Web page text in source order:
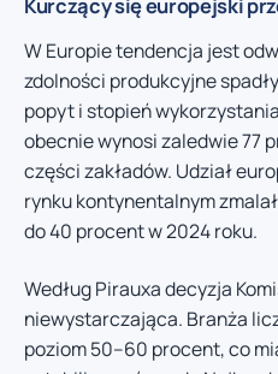
Kurczący się europejski
W Europie tendencja jest
zdolności produkcyjne
popyt i stopień
obecnie wynosi zaledwie 77
części zakładów. Udział
rynku kontynentalnym
do 40 procent w 2024 roku.
Według Pirauxa decyzja
niewystarczająca. Branża
poziom 50–60 procent, co